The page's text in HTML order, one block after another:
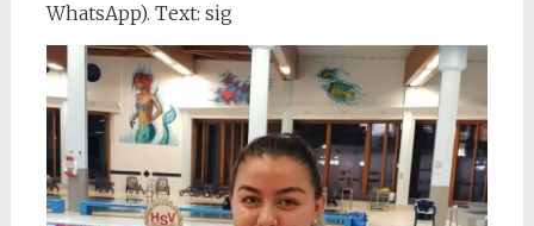
WhatsApp). Text: sig